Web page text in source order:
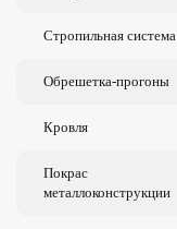
Стропильная система
Обрешетка-прогоны
Кровля
Покрас
металлоконструкции